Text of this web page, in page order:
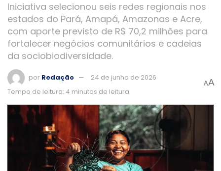
Iniciativa selecionou seis redes regionais nos
estados do Pará, Amapá, Amazonas e Acre,
com aporte previsto de R$ 70,2 milhões para
fortalecer negócios comunitários e cadeias
da sociobiodiversidade.
por Redação
24 de junho de 2026
Tempo de leitura: 4 minutos de leitura
AA